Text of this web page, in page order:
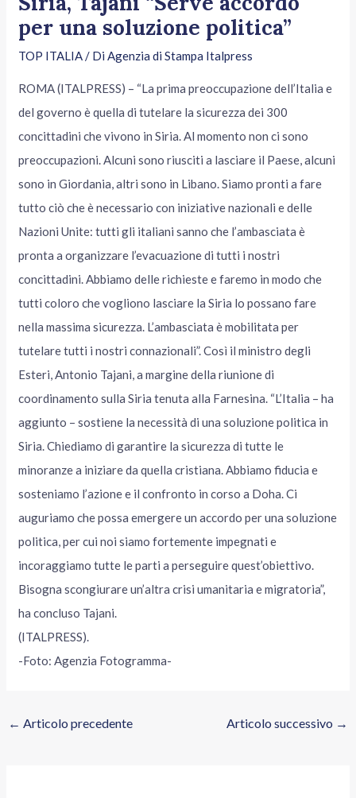
per una soluzione politica”
TOP ITALIA/ DiAgenzia di Stampa Italpress
ROMA (ITALPRESS) – “La prima preoccupazione dell’Italia e
del governo è quella di tutelare la sicurezza dei 300
concittadini che vivono in Siria. Al momento non ci sono
preoccupazioni. Alcuni sono riusciti a lasciare il Paese, alcuni
sono in Giordania, altri sono in Libano. Siamo pronti a fare
tutto ciò che è necessario con iniziative nazionali e delle
Nazioni Unite: tutti gli italiani sanno che l’ambasciata è
pronta a organizzare l’evacuazione di tutti i nostri
concittadini. Abbiamo delle richieste e faremo in modo che
tutti coloro che vogliono lasciare la Siria lo possano fare
nella massima sicurezza. L’ambasciata è mobilitata per
tutelare tutti i nostri connazionali”. Così il ministro degli
Esteri, Antonio Tajani, a margine della riunione di
coordinamento sulla Siria tenuta alla Farnesina. “L’Italia – ha
aggiunto – sostiene la necessità di una soluzione politica in
Siria. Chiediamo di garantire la sicurezza di tutte le
minoranze a iniziare da quella cristiana. Abbiamo fiducia e
sosteniamo l’azione e il confronto in corso a Doha. Ci
auguriamo che possa emergere un accordo per una soluzione
politica, per cui noi siamo fortemente impegnati e
incoraggiamo tutte le parti a perseguire quest’obiettivo.
Bisogna scongiurare un’altra crisi umanitaria e migratoria”,
ha concluso Tajani.
(ITALPRESS).
-Foto: Agenzia Fotogramma-
← Articolo precedente Articolo successivo →